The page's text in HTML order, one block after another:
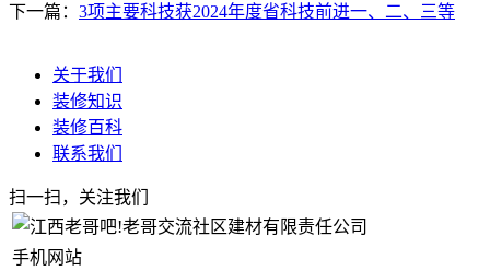
下一篇： 3项主要科技获2024年度省科技前进一、二、三等
关于我们
装修知识
装修百科
联系我们
扫一扫，关注我们
手机网站